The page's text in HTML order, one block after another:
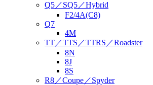
Q5／SQ5／Hybrid
F2/4A(C8)
Q7
4M
TT／TTS／TTRS／Roadster
8N
8J
8S
R8／Coupe／Spyder